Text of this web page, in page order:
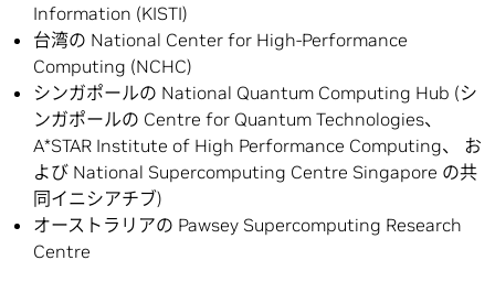
Information (KISTI)
台湾の National Center for High-Performance
Computing (NCHC)
シンガポールの National Quantum Computing Hub (シ
ンガポールの Centre for Quantum Technologies、
A*STAR Institute of High Performance Computing、 お
よび National Supercomputing Centre Singapore の共
同イニシアチブ)
オーストラリアの Pawsey Supercomputing Research
Centre